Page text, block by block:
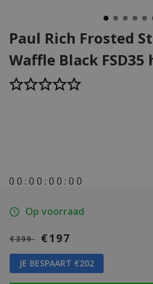
Paul Rich Frosted
Waffle Black FSD35
0 0 : 0 0 : 0 0 : 0 0
Op voorraad
€399 €197
JE BESPAART €202